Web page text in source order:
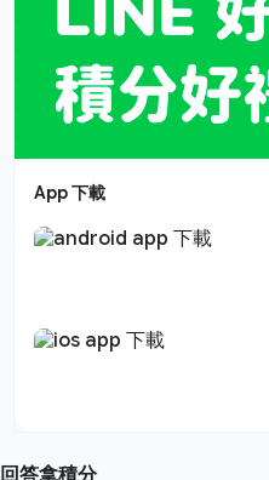
App 下載
回答拿積分